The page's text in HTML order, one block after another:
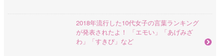
2018年流行した10代女子の言葉ランキング
が発表されたよ！ 「エモい」「あげみざ
わ」「すきぴ」など